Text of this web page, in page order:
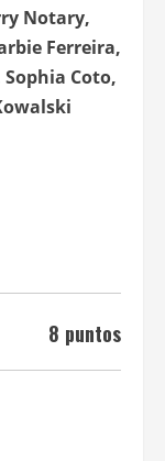
Notary,
Ferreira,
Coto,
8 puntos